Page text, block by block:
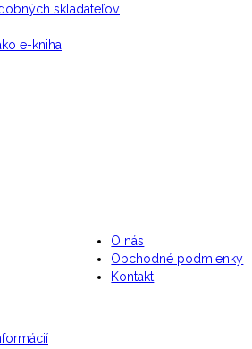
skladateľov
e-kniha
O nás
Obchodné podmienky
Kontakt